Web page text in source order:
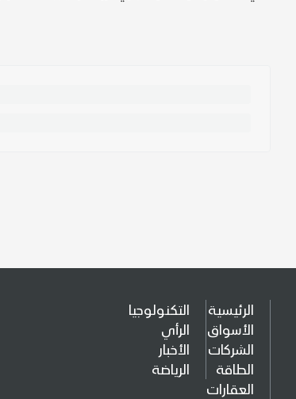
الرئيسية
الأسواق
الشركات
الطاقة
العقارات
التكنولوجيا
الرأي
الأخبار
الرياضة